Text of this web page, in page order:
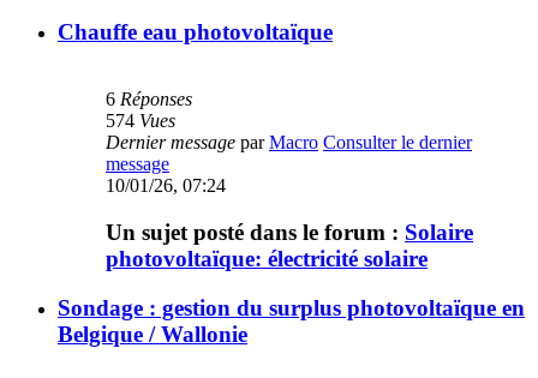
Chauffe eau photovoltaïque
6 Réponses
574 Vues
Dernier message parMacro Consulter le dernier
message
10/01/26, 07:24
Un sujet posté dans le forum : Solaire
photovoltaïque: électricité solaire
Sondage : gestion du surplus photovoltaïque en
Belgique / Wallonie